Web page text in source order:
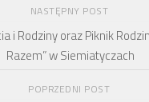
NASTĘPNY POST
i Rodziny oraz Piknik
Razem” w Siemiatyczach
POPRZEDNI POST